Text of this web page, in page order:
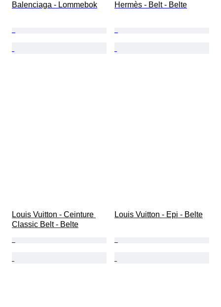
Balenciaga - Lommebok Hermès - Belt - Belte
Louis Vuitton - Ceinture
Classic Belt - Belte
Louis Vuitton - Epi - Belte